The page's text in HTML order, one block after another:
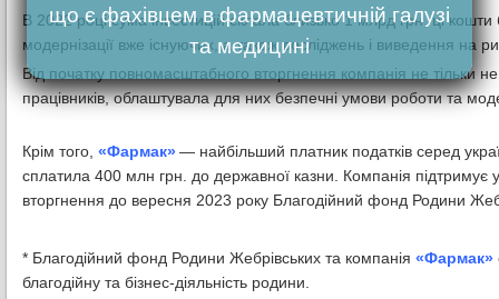
В 2022 році сума інвестицій склала близько 1 млрд грн, ці
модернізації вже існуючих, а також досліджень і виведення на
Від початку повномасштабного вторгнення компанія не тільки
працівників, облаштувала для них безпечні умови роботи та
Крім того, «Фармак»— найбільший платник податків серед
сплатила 400 млн грн. до державної казни. Компанія підтримує
вторгнення до вересня 2023 року Благодійний фонд Родини
* Благодійний фонд Родини Жебрівських та компанія «Фармак»
благодійну та бізнес-діяльність родини.
що є фахівцем в фармацевтичній галузі
та медицині